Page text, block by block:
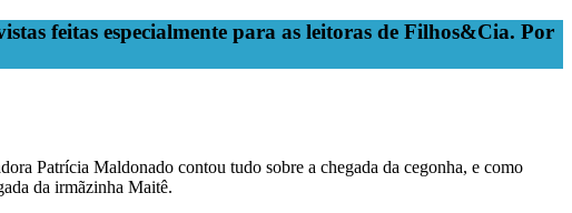
feitas especialmente para as leitoras de Filhos&Cia. Por
Patrícia Maldonado contou tudo sobre a chegada da cegonha, e como
da irmãzinha Maitê.